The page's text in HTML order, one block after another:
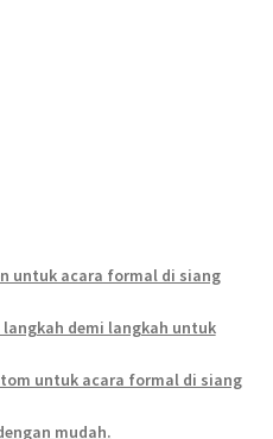
untuk acara formal di siang
demi langkah untuk
untuk acara formal di siang
mudah.